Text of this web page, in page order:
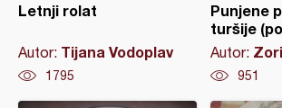
Letnji rolat
Autor: Tijana Vodoplav
1795
Punjene
turšije
Autor:
951